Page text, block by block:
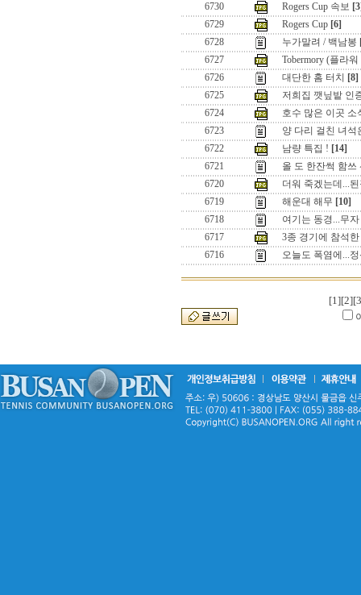
6730
Rogers Cup 속보
6729
Rogers Cup [6]
6728
누가말려 / 백남봉
6727
Tobermory (플라
6726
대단한 홈 터치
[8]
6725
저희집 깻닢밭 인
6724
호수 많은 이곳 소
6723
양 다리 걸친 녀석
6722
남량 특집 ! [14]
6721
올 도 한잔썩 함쓰
6720
더워 죽겠는데...
6719
해운대 해무 [10]
6718
여기는 동경...무
6717
3종 경기에 참석
6716
오늘도 폭염에...
[1][2]